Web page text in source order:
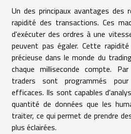
Un des principaux avantages
rapidité des transactions. Ces
d'exécuter des ordres à une
peuvent pas égaler. Cette
précieuse dans le monde du
chaque milliseconde compte.
traders sont programmés
efficaces. Ils sont capables
quantité de données que les
traiter, ce qui permet de prendre
plus éclairées.